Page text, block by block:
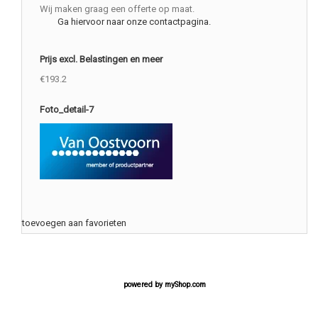
Wij maken graag een offerte op maat.
Ga hiervoor naar onze contactpagina.
Prijs excl. Belastingen en meer
€193.2
Foto_detail-7
toevoegen aan favorieten
powered by myShop.com